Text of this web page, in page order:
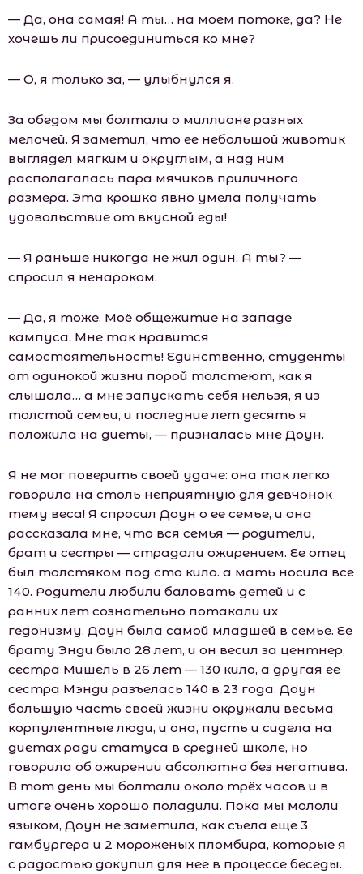
— Да, она самая! А ты… на моем потоке, да? Не
хочешь ли присоединиться ко мне?
— О, я только за, — улыбнулся я.
За обедом мы болтали о миллионе разных
мелочей. Я заметил, что ее небольшой животик
выглядел мягким и округлым, а над ним
располагалась пара мячиков приличного
размера. Эта крошка явно умела получать
удовольствие от вкусной еды!
— Я раньше никогда не жил один. А ты? —
спросил я ненароком.
— Да, я тоже. Моё общежитие на западе
кампуса. Мне так нравится
самостоятельность! Единственно, студенты
от одинокой жизни порой толстеют, как я
слышала… а мне запускать себя нельзя, я из
толстой семьи, и последние лет десять я
положила на диеты, — призналась мне Доун.
Я не мог поверить своей удаче: она так легко
говорила на столь неприятную для девчонок
тему веса! Я спросил Доун о ее семье, и она
рассказала мне, что вся семья — родители,
брат и сестры — страдали ожирением. Ее отец
был толстяком под сто кило. а мать носила все
140. Родители любили баловать детей и с
ранних лет сознательно потакали их
гедонизму. Доун была самой младшей в семье. Ее
брату Энди было 28 лет, и он весил за центнер,
сестра Мишель в 26 лет — 130 кило, а другая ее
сестра Мэнди разъелась 140 в 23 года. Доун
большую часть своей жизни окружали весьма
корпулентные люди, и она, пусть и сидела на
диетах ради статуса в средней школе, но
говорила об ожирении абсолютно без негатива.
В тот день мы болтали около трёх часов и в
итоге очень хорошо поладили. Пока мы мололи
языком, Доун не заметила, как съела еще 3
гамбургера и 2 мороженых пломбира, которые я
с радостью докупил для нее в процессе беседы.